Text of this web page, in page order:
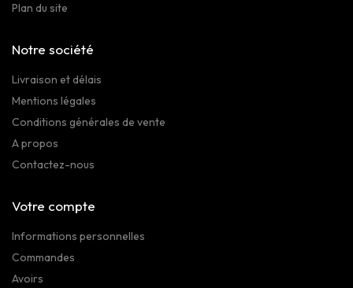
Plan du site
Notre société
Livraison et délais
Mentions légales
Conditions générales de vente
A propos
Contactez-nous
Votre compte
Informations personnelles
Commandes
Avoirs